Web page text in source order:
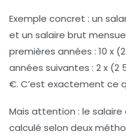
Exemple concret : un
et un salaire brut
premières années : 10 x
années suivantes : 2 x (2
€. C’est exactement ce
Mais attention : le
calculé selon deux